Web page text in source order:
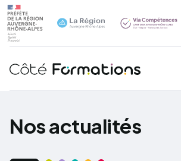
Aller au contenu principal
Aller au contenu principal
Nos actualités